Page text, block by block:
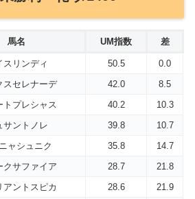
馬名 UM指数 差
スリンディ 50.5
0.0
スセレナーデ 42.0
8.5
トプレシャス 40.2
10.3
サントノレ 39.8
10.7
ャシュニク 35.8
14.7
クサファイア 28.7
21.8
アントスピカ 28.6
21.9